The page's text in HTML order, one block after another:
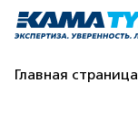
Главная страница